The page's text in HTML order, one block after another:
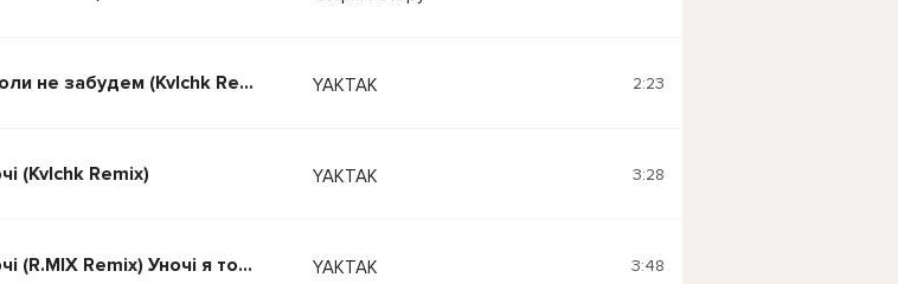
Ніколи не забудем (Kvlchk Remix) YAKTAK 2:23
(Kvlchk Remix) YAKTAK 3:28
Уночі (R.MIX Remix) Уночі я тобі так просто під гітару YAKTAK 3:48